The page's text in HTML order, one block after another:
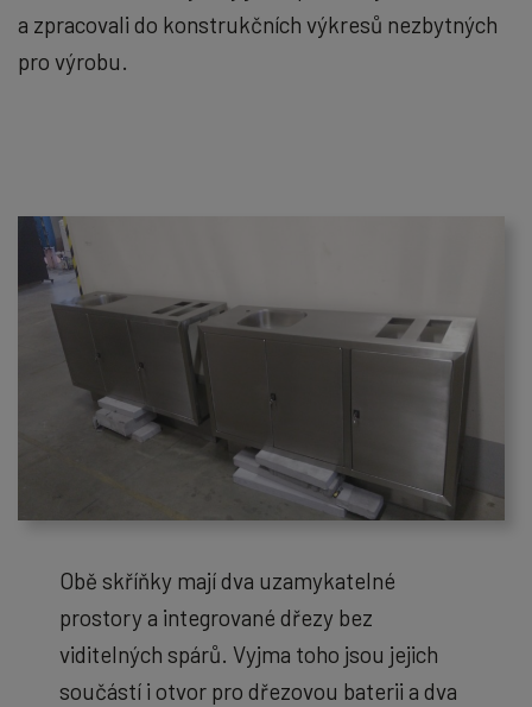
a zpracovali do konstrukčních výkresů nezbytných
pro výrobu.
Obě skříňky mají dva uzamykatelné
prostory a integrované dřezy bez
viditelných spárů. Vyjma toho jsou jejich
součástí i otvor pro dřezovou baterii a dva